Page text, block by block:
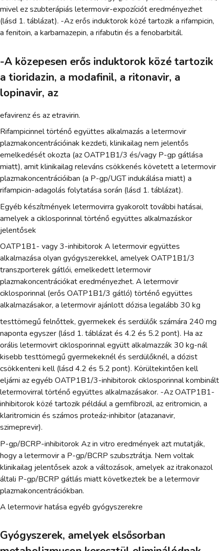
mivel ez szubterápiás letermovir-expozíciót eredményezhet
(lásd 1. táblázat). -Az erős induktorok közé tartozik a rifampicin,
a fenitoin, a karbamazepin, a rifabutin és a fenobarbitál.
-A közepesen erős induktorok közé tartozik
a tioridazin, a modafinil, a ritonavir, a
lopinavir, az
efavirenz és az etravirin.
Rifampicinnel történő együttes alkalmazás a letermovir
plazmakoncentrációinak kezdeti, klinikailag nem jelentős
emelkedését okozta (az OATP1B1/3 és/vagy P-gp gátlása
miatt), amit klinikailag releváns csökkenés követett a letermovir
plazmakoncentrációiban (a P-gp/UGT indukálása miatt) a
rifampicin-adagolás folytatása során (lásd 1. táblázat).
Egyéb készítmények letermovirra gyakorolt további hatásai,
amelyek a ciklosporinnal történő együttes alkalmazáskor
jelentősek
OATP1B1- vagy 3-inhibitorok A letermovir együttes
alkalmazása olyan gyógyszerekkel, amelyek OATP1B1/3
transzporterek gátlói, emelkedett letermovir
plazmakoncentrációkat eredményezhet. A letermovir
ciklosporinnal (erős OATP1B1/3 gátló) történő együttes
alkalmazásakor, a letermovir ajánlott dózisa legalább 30 kg
testtömegű felnőttek, gyermekek és serdülők számára 240 mg
naponta egyszer (lásd 1. táblázat és 4.2 és 5.2 pont). Ha az
orális letermovirt ciklosporinnal együtt alkalmazzák 30 kg-nál
kisebb testtömegű gyermekeknél és serdülőknél, a dózist
csökkenteni kell (lásd 4.2 és 5.2 pont). Körültekintően kell
eljárni az egyéb OATP1B1/3-inhibitorok ciklosporinnal kombinált
letermovirral történő együttes alkalmazásakor. -Az OATP1B1-
inhibitorok közé tartozik például a gemfibrozil, az eritromicin, a
klaritromicin és számos proteáz-inhibitor (atazanavir,
szimeprevir).
P-gp/BCRP-inhibitorok Az in vitro eredmények azt mutatják,
hogy a letermovir a P-gp/BCRP szubsztrátja. Nem voltak
klinikailag jelentősek azok a változások, amelyek az itrakonazol
általi P-gp/BCRP gátlás miatt következtek be a letermovir
plazmakoncentrációkban.
A letermovir hatása egyéb gyógyszerekre
Gyógyszerek, amelyek elsősorban